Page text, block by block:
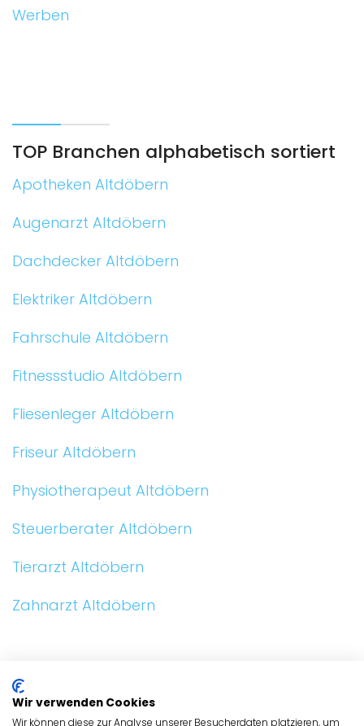
Werben
TOP Branchen alphabetisch sortiert
Apotheken Altdöbern
Augenarzt Altdöbern
Dachdecker Altdöbern
Elektriker Altdöbern
Fahrschule Altdöbern
Fitnessstudio Altdöbern
Fliesenleger Altdöbern
Friseur Altdöbern
Physiotherapeut Altdöbern
Steuerberater Altdöbern
Tierarzt Altdöbern
Zahnarzt Altdöbern
ALLGEMEIN
BRANCHEN
Wir verwenden Cookies
Wir können diese zur Analyse unserer Besucherdaten platzieren, um